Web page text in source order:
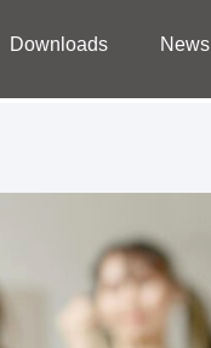
Downloads
Downloads News